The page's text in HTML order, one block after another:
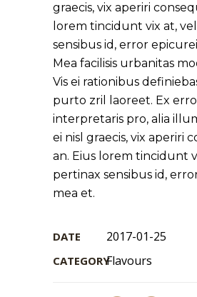
graecis, vix aperiri
lorem tincidunt vix at,
sensibus id, error
Mea facilisis urbanitas
Vis ei rationibus
purto zril laoreet. Ex
interpretaris pro, alia
ei nisl graecis, vix aperiri
an. Eius lorem tincidunt
pertinax sensibus id,
mea et.
DATE 2017-01-25
CATEGORYFlavours